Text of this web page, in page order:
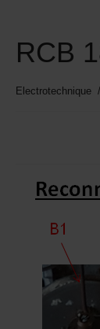
RCB
Electrotechnique